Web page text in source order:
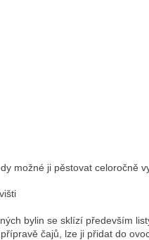
možné ji pěstovat celoročně
bylin se sklízí především
čajů, lze ji přidat do